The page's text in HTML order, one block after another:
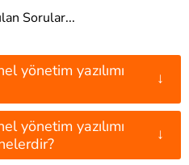
Sorular...
yönetim yazılımı
↓
yönetim yazılımı
↓